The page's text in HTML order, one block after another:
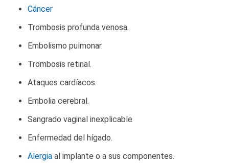
Cáncer
Trombosis profunda venosa.
Embolismo pulmonar.
Trombosis retinal.
Ataques cardíacos.
Embolia cerebral.
Sangrado vaginal inexplicable
Enfermedad del hígado.
Alergia al implante o a sus componentes.